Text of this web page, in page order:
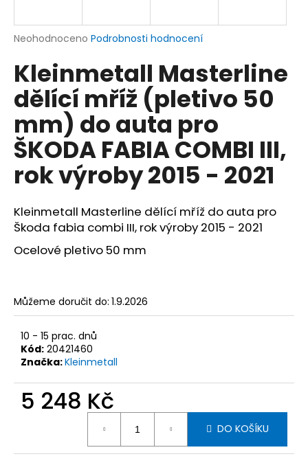
Průměrné
produktu
je
0,0
z
5
hvězdiček.
Neohodnoceno Podrobnosti hodnocení
Kleinmetall Masterline
dělící mříž (pletivo 50
mm) do auta pro
ŠKODA FABIA COMBI III,
rok výroby 2015 - 2021
Kleinmetall Masterline dělící mříž do auta pro
Škoda fabia combi III, rok výroby 2015 - 2021
Ocelové pletivo 50 mm
Můžeme doručit do: 1.9.2026
10 - 15 prac. dnů
Kód: 20421460
Značka:Kleinmetall
5 248 Kč
DO KOŠÍKU
j
t
?
HLEDAT
D
o
p
u
č
e
m
e